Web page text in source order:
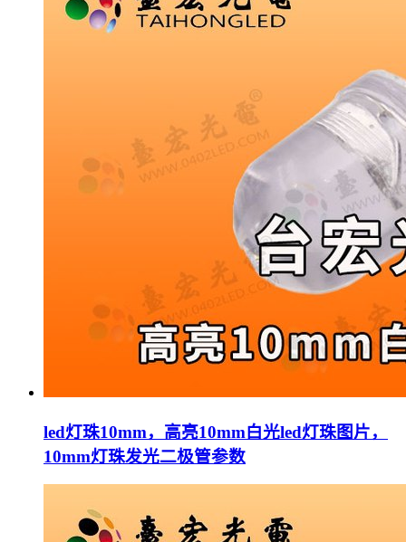
led灯珠10mm，高亮10mm白光led灯珠图片，
10mm灯珠发光二极管参数